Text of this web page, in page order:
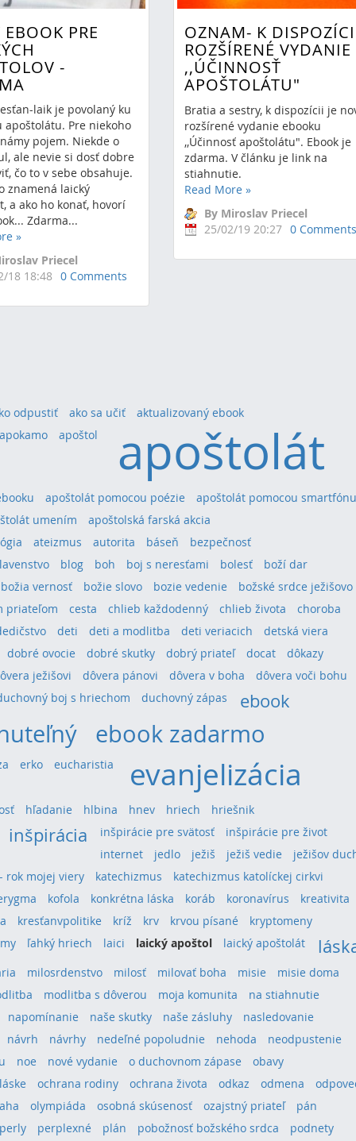
PRE
-
laik je povolaný ku
apoštolátu. Pre niekoho
pojem. Niekde o
ale nevie si dosť dobre
čo to v sebe obsahuje.
znamená laický
a ako ho konať, hovorí
Zdarma...
»
Priecel
18 18:48 0 Comments
OZNAM- K
ROZŠÍRENÉ VYDANIE
,,ÚČINNOSŤ
APOŠTOLÁTU"
Bratia a sestry, k dispozícii je
rozšírené vydanie ebooku
,,Účinnosť apoštolátu". Ebook je
zdarma. V článku je link na
stiahnutie.
Read More»
By Miroslav Priecel
25/02/19 20:27 0
odpustiť ako sa učiť
aktualizovaný ebook
apokamo
apoštol apoštolát
apoštolát pomocou poézie
apoštolát pomocou smartfónu
umením
apoštolská farská akcia
ateizmus autorita báseň
bezpečnosť
blog boh boj s neresťami bolesť
boží dar
božia vernosť
božie slovo bozie vedenie
božské srdce ježišovo
priateľom
cesta chlieb každodenný chlieb života
choroba
deti deti a modlitba deti veriacich
detská viera
dobré ovocie
dobré skutky dobrý priateľ docat
dôkazy
ježišovi
dôvera pánovi dôvera v boha
dôvera voči bohu
boj s hriechom
duchovný zápas ebook
ebook zadarmo
erko eucharistia evanjelizácia
hľadanie hlbina hnev hriech hriešnik
inšpirácia inšpirácie pre svätosť
inšpirácie pre život
internet
jedlo ježiš ježiš vedie
ježišov
rok mojej viery
katechizmus
katechizmus katolíckej cirkvi
kofola konkrétna láska koráb koronavírus
kreativita
kresťanvpolitike kríž krv krvou písané
kryptomeny
ľahký hriech laici laický apoštol laický apoštolát
milosrdenstvo milosť milovať boha misie
misie doma
modlitba s dôverou moja komunita
na stiahnutie
napomínanie
naše skutky naše zásluhy
nasledovanie
návrh
návrhy nedeľné popoludnie nehoda
neodpustenie
noe nové vydanie o duchovnom zápase
obavy
ochrana rodiny ochrana života odkaz odmena
olympiáda osobná skúsenosť ozajstný priateľ
pán
perly
perplexné plán pobožnosť božského srdca podnety